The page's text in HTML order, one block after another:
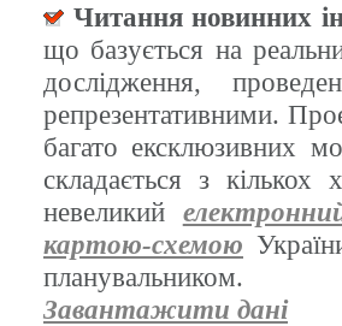
Читання новинних
що базується на
дослідження,
репрезентативними.
багато ексклюзивних
складається з
невеликий
картою-схемою
планувальником.
Завантажити дані